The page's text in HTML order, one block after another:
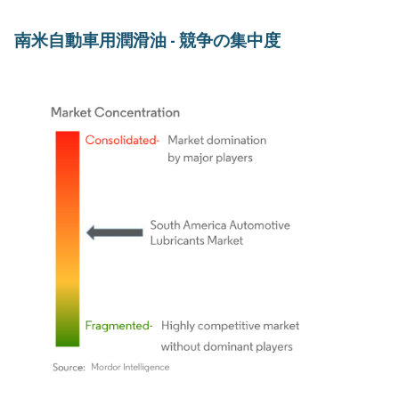
南米自動車用潤滑油 - 競争の集中度